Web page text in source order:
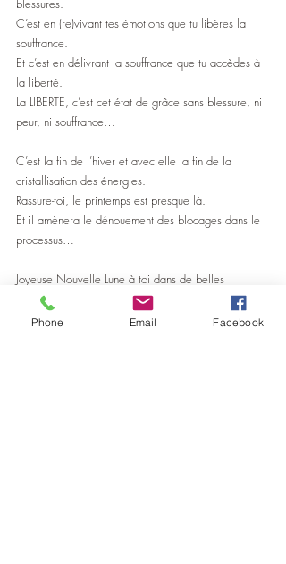
blessures.
C’est en (re)vivant tes émotions que tu libères la
souffrance.
Et c’est en délivrant la souffrance que tu accèdes à
la liberté.
La LIBERTE, c’est cet état de grâce sans blessure, ni
peur, ni souffrance…
C’est la fin de l’hiver et avec elle la fin de la
cristallisation des énergies.
Rassure-toi, le printemps est presque là.
Et il amènera le dénouement des blocages dans le
processus…
Joyeuse Nouvelle Lune à toi dans de belles
énergies de liberté et d’union voire de réunion !
Astrologie
Phone Email Facebook